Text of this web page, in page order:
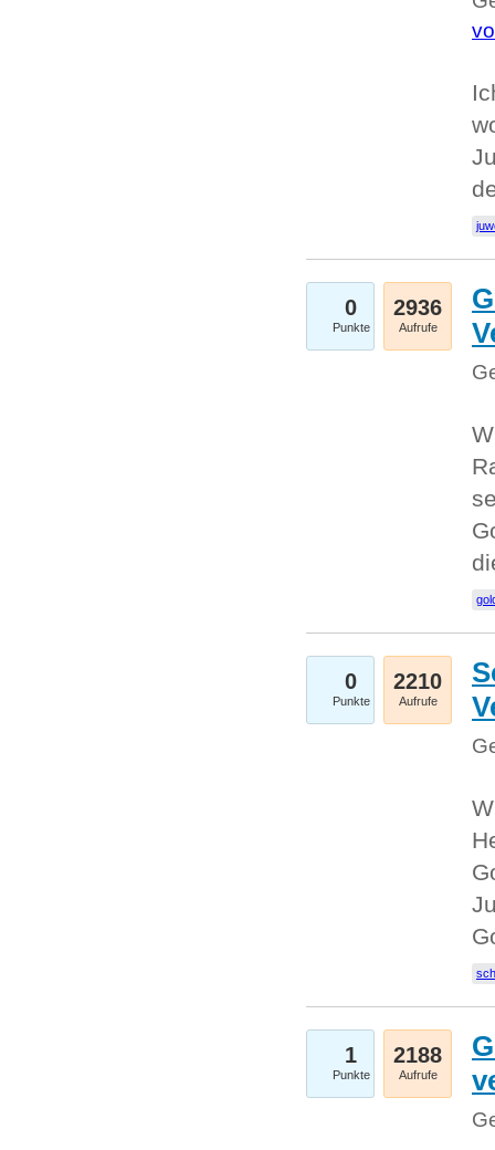
0
Punkte
2936
Aufrufe
0
Punkte
2210
Aufrufe
1
Punkte
2188
Aufrufe